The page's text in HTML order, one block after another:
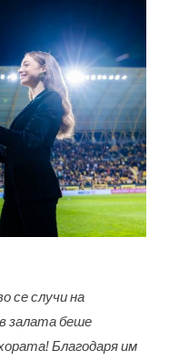
се случи на
залата беше
Благодаря им